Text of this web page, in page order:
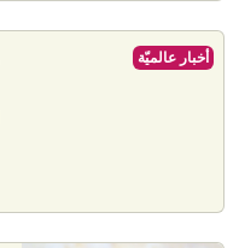
أخبار عالميّة